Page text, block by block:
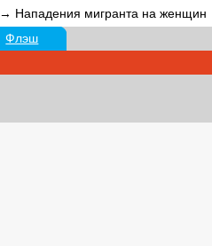
→ Нападения мигранта на женщин
Флэш